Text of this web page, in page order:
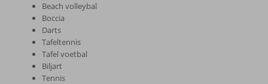
Beach volleybal
Boccia
Darts
Tafeltennis
Tafel voetbal
Biljart
Tennis